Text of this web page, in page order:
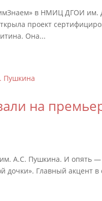
в НМИЦ ДГОИ
проект
Она...
на
им. А.С. Пушкина. И опять
дочки». Главный акцент в